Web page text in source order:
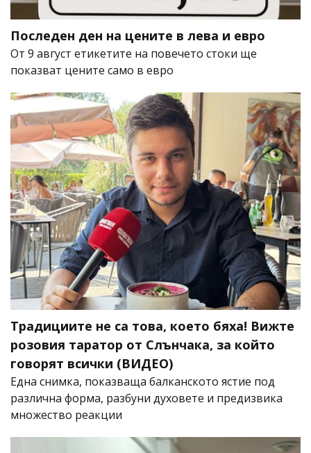
Последен ден на цените в лева и евро
От 9 август етикетите на повечето стоки ще
показват цените само в евро
Традициите не са това, което бяха! Вижте
розовия таратор от Слънчака, за който
говорят всички (ВИДЕО)
Една снимка, показваща балканското ястие под
различна форма, разбуни духовете и предизвика
множество реакции